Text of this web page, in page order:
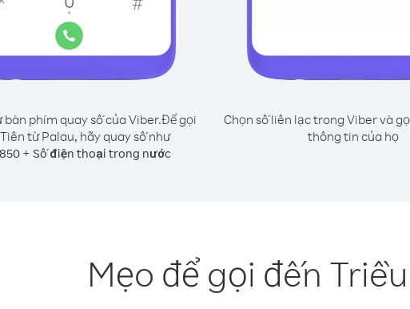
bàn phím quay số của Viber.Để gọi
từ Palau, hãy quay số như
850+ Số điện thoại trong nước
Chọn số liên lạc trong Viber và
thông tin của họ
Mẹo để gọi đến